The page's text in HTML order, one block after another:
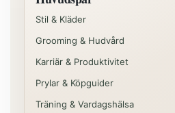
Stil & Kläder
Grooming & Hudvård
Karriär & Produktivitet
Prylar & Köpguider
Träning & Vardagshälsa